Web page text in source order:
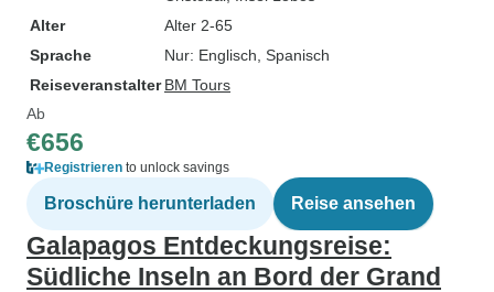
Alter
Alter 2-65
Sprache
Nur: Englisch, Spanisch
Reiseveranstalter BM Tours
Ab
€656
Registrieren to unlock savings
Broschüre herunterladen Reise ansehen
Galapagos Entdeckungsreise:
Südliche Inseln an Bord der Grand